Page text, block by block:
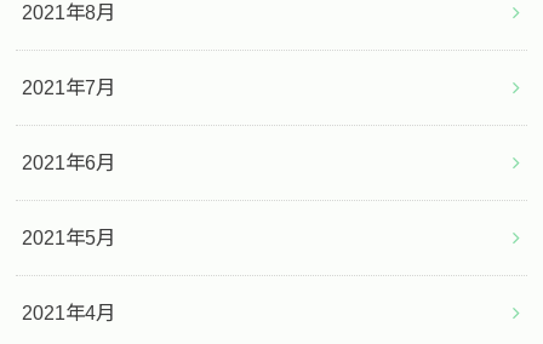
2021年8月
2021年7月
2021年6月
2021年5月
2021年4月